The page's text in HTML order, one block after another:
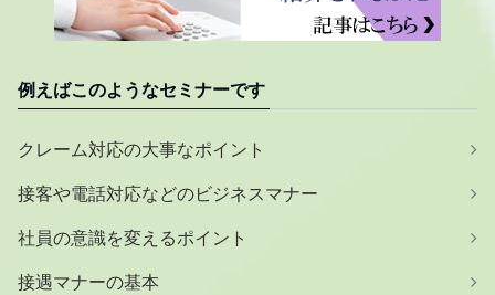
例えばこのようなセミナーです
クレーム対応の大事なポイント
接客や電話対応などのビジネスマナー
社員の意識を変えるポイント
接遇マナーの基本